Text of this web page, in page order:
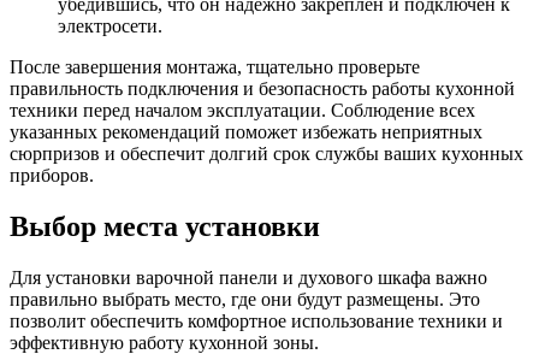
убедившись, что он надежно закреплен и подключен к
электросети.
После завершения монтажа, тщательно проверьте
правильность подключения и безопасность работы кухонной
техники перед началом эксплуатации. Соблюдение всех
указанных рекомендаций поможет избежать неприятных
сюрпризов и обеспечит долгий срок службы ваших кухонных
приборов.
Выбор места установки
Для установки варочной панели и духового шкафа важно
правильно выбрать место, где они будут размещены. Это
позволит обеспечить комфортное использование техники и
эффективную работу кухонной зоны.